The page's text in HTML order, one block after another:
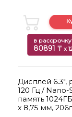
в рассрочку
80891 ₸ x
Дисплей 6.3",
120 Гц /
память
x 8,75 мм,